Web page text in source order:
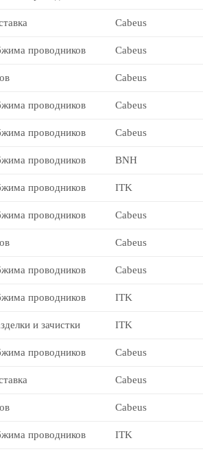
Cabeus
проводников Cabeus
Cabeus
проводников Cabeus
проводников Cabeus
проводников BNH
проводников ITK
проводников Cabeus
Cabeus
проводников Cabeus
проводников ITK
и зачистки ITK
проводников Cabeus
Cabeus
Cabeus
проводников ITK